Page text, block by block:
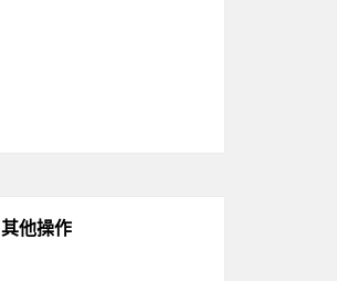
其他操作